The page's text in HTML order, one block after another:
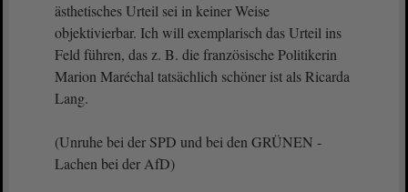
ästhetisches Urteil sei in keiner Weise
objektivierbar. Ich will exemplarisch das Urteil ins
Feld führen, das z. B. die französische Politikerin
Marion Maréchal tatsächlich schöner ist als Ricarda
Lang.
(Unruhe bei der SPD und bei den GRÜNEN -
Lachen bei der AfD)